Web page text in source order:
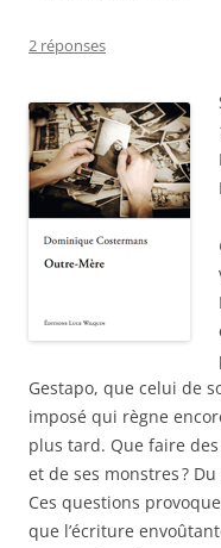
2 réponses
Gestapo, que celui de
imposé qui règne
plus tard. Que faire
et de ses monstres ?
Ces questions
que l’écriture